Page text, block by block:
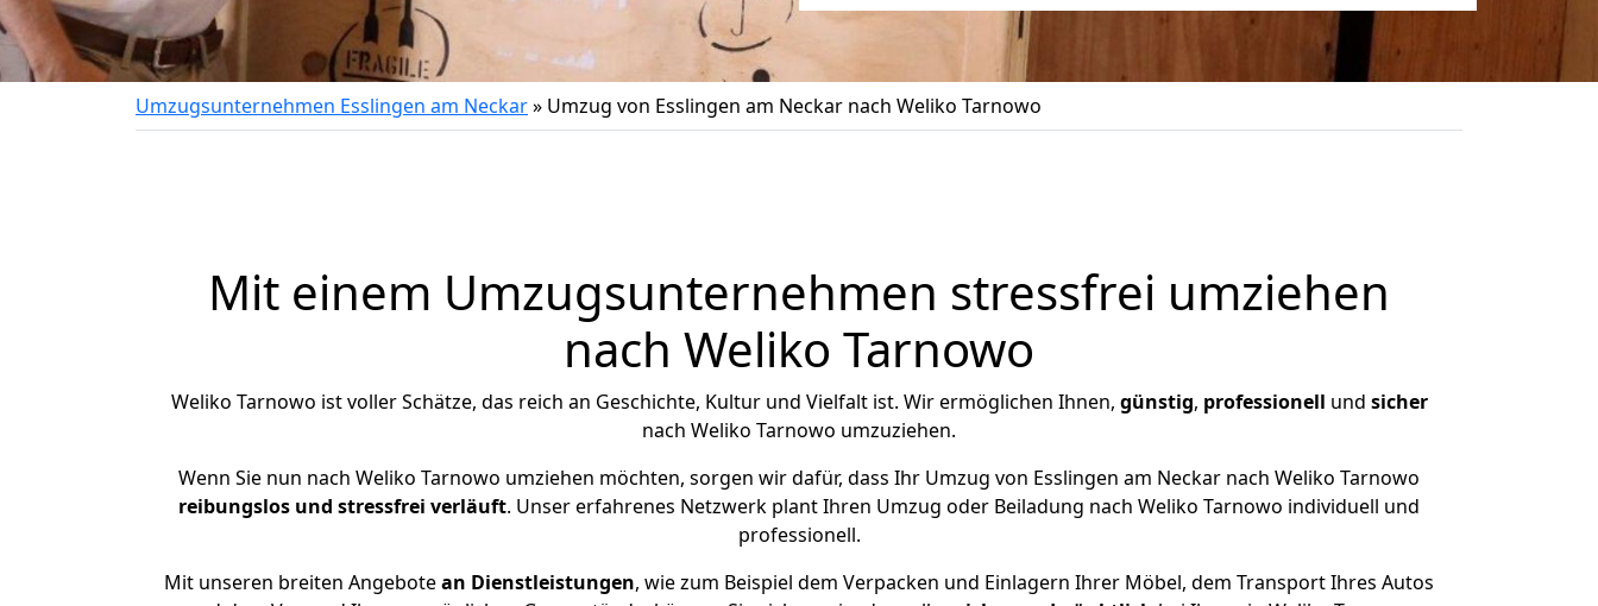
Umzugsunternehmen Esslingen am Neckar» Umzug von Esslingen am Neckar nach Weliko Tarnowo
Mit einem Umzugsunternehmen stressfrei umziehen
nach Weliko Tarnowo
Weliko Tarnowo ist voller Schätze, das reich an Geschichte, Kultur und Vielfalt ist. Wir ermöglichen Ihnen, günstig, professionell und sicher
nach Weliko Tarnowo umzuziehen.
Wenn Sie nun nach Weliko Tarnowo umziehen möchten, sorgen wir dafür, dass Ihr Umzug von Esslingen am Neckar nach Weliko Tarnowo
reibungslos und stressfrei verläuft. Unser erfahrenes Netzwerk plant Ihren Umzug oder Beiladung nach Weliko Tarnowo individuell und
professionell.
Mit unseren breiten Angebotean Dienstleistungen, wie zum Beispiel dem Verpacken und Einlagern Ihrer Möbel, dem Transport Ihres Autos